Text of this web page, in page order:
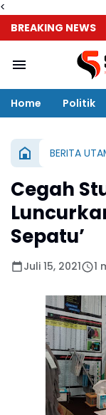
<
BREAKING NEWS
Home Politik
BERITA
Cegah
Sepatu’
Juli 15, 2021 1